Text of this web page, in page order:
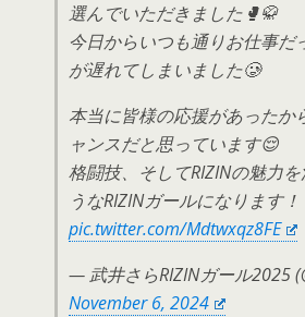
選んでいただきました🥊🥋
今日からいつも通りお仕事だ
が遅れてしまいました🥲
本当に皆様の応援があったか
ャンスだと思っています😌
格闘技、そしてRIZINの魅力
うなRIZINガールになります！
pic.twitter.com/Mdtwxqz8FE
— 武井さらRIZINガール2025
November 6, 2024